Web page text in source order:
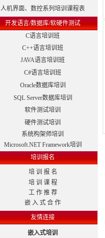
人机界面、数控系列培训课程表
开发语言/数据库/软硬件测试
C语言培训班
C++语言培训班
JAVA语言培训班
C#语言培训班
Oracle数据库培训
SQL Server数据库培训
软件测试培训
硬件测试培训
系统构架师培训
Microsoft.NET Framework培训
培训报名
培 训 报 名
培 训 课 程
工 作 推 荐
嵌 入 式 合 作
友情连接
嵌入式培训